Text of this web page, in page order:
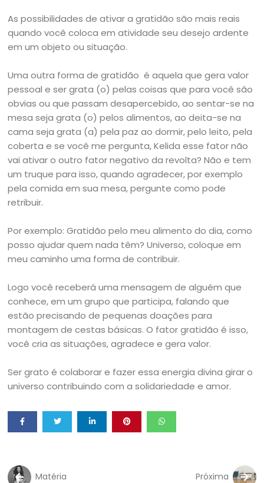
As possibilidades de ativar a gratidão são mais reais
quando você coloca em atividade seu desejo ardente
em um objeto ou situação.
Uma outra forma de gratidão é aquela que gera valor
pessoal e ser grata (o) pelas coisas que para você são
obvias ou que passam desapercebido, ao sentar-se na
mesa seja grata (o) pelos alimentos, ao deita-se na
cama seja grata (a) pela paz ao dormir, pelo leito, pela
coberta e se você me pergunta, Kelida esse fator não
vai ativar o outro fator negativo da revolta? Não e tem
um truque para isso, quando agradecer, por exemplo
pela comida em sua mesa, pergunte como pode
retribuir.
Por exemplo: Gratidão pelo meu alimento do dia, como
posso ajudar quem nada têm? Universo, coloque em
meu caminho uma forma de contribuir.
Logo você receberá uma mensagem de alguém que
conhece, em um grupo que participa, falando que
estão precisando de pequenas doações para
montagem de cestas básicas. O fator gratidão é isso,
você cria as situações, agradece e gera valor.
Ser grato é colaborar e fazer essa energia divina girar o
universo contribuindo com a solidariedade e amor.
Matéria
Próxima